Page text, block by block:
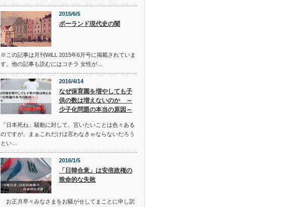
2015/6/5
ポーランド現代史の闇
※この記事は月刊WiLL 2015年6月号に掲載されていま
す。他の記事も読むにはコチラ 女性が…
2016/4/14
なぜ保育園を増やしても子
供の数は増えないのか ～
少子化問題の本当の原因～
「日本死ね」騒動に対して、言いたいことは色々ある
のですが、まぁこれだけは言わなきゃならないだろう
とい…
2016/1/5
「日韓合意」は安倍政権の
致命的な失敗
お正月早々みなさまをお騒がせしてまことに申し訳